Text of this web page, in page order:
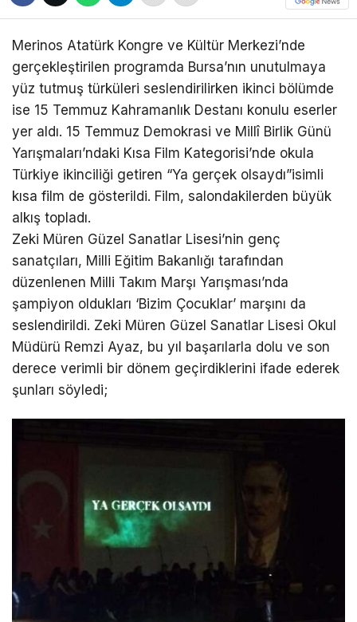
Merinos Atatürk Kongre ve Kültür Merkezi’nde
gerçekleştirilen programda Bursa’nın unutulmaya
yüz tutmuş türküleri seslendirilirken ikinci bölümde
ise 15 Temmuz Kahramanlık Destanı konulu eserler
yer aldı. 15 Temmuz Demokrasi ve Millî Birlik Günü
Yarışmaları’ndaki Kısa Film Kategorisi’nde okula
Türkiye ikinciliği getiren “Ya gerçek olsaydı”isimli
kısa film de gösterildi. Film, salondakilerden büyük
alkış topladı.
Zeki Müren Güzel Sanatlar Lisesi’nin genç
sanatçıları, Milli Eğitim Bakanlığı tarafından
düzenlenen Milli Takım Marşı Yarışması’nda
şampiyon oldukları ‘Bizim Çocuklar’ marşını da
seslendirildi. Zeki Müren Güzel Sanatlar Lisesi Okul
Müdürü Remzi Ayaz, bu yıl başarılarla dolu ve son
derece verimli bir dönem geçirdiklerini ifade ederek
şunları söyledi;